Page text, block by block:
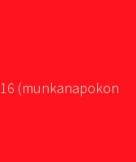
16 (munkanapokon